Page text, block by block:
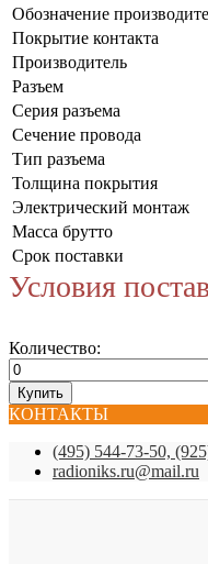
Обозначение
Покрытие контакта
Производитель
Разъем
Серия разъема
Сечение провода
Тип разъема
Толщина покрытия
Электрический монтаж
Масса брутто
Срок поставки
Условия
Количество:
КОНТАКТЫ
(495) 544-73-50,
radioniks.ru@mail.ru